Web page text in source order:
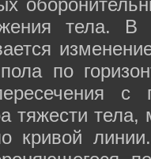
тела.
по
с
тяжести
кривой